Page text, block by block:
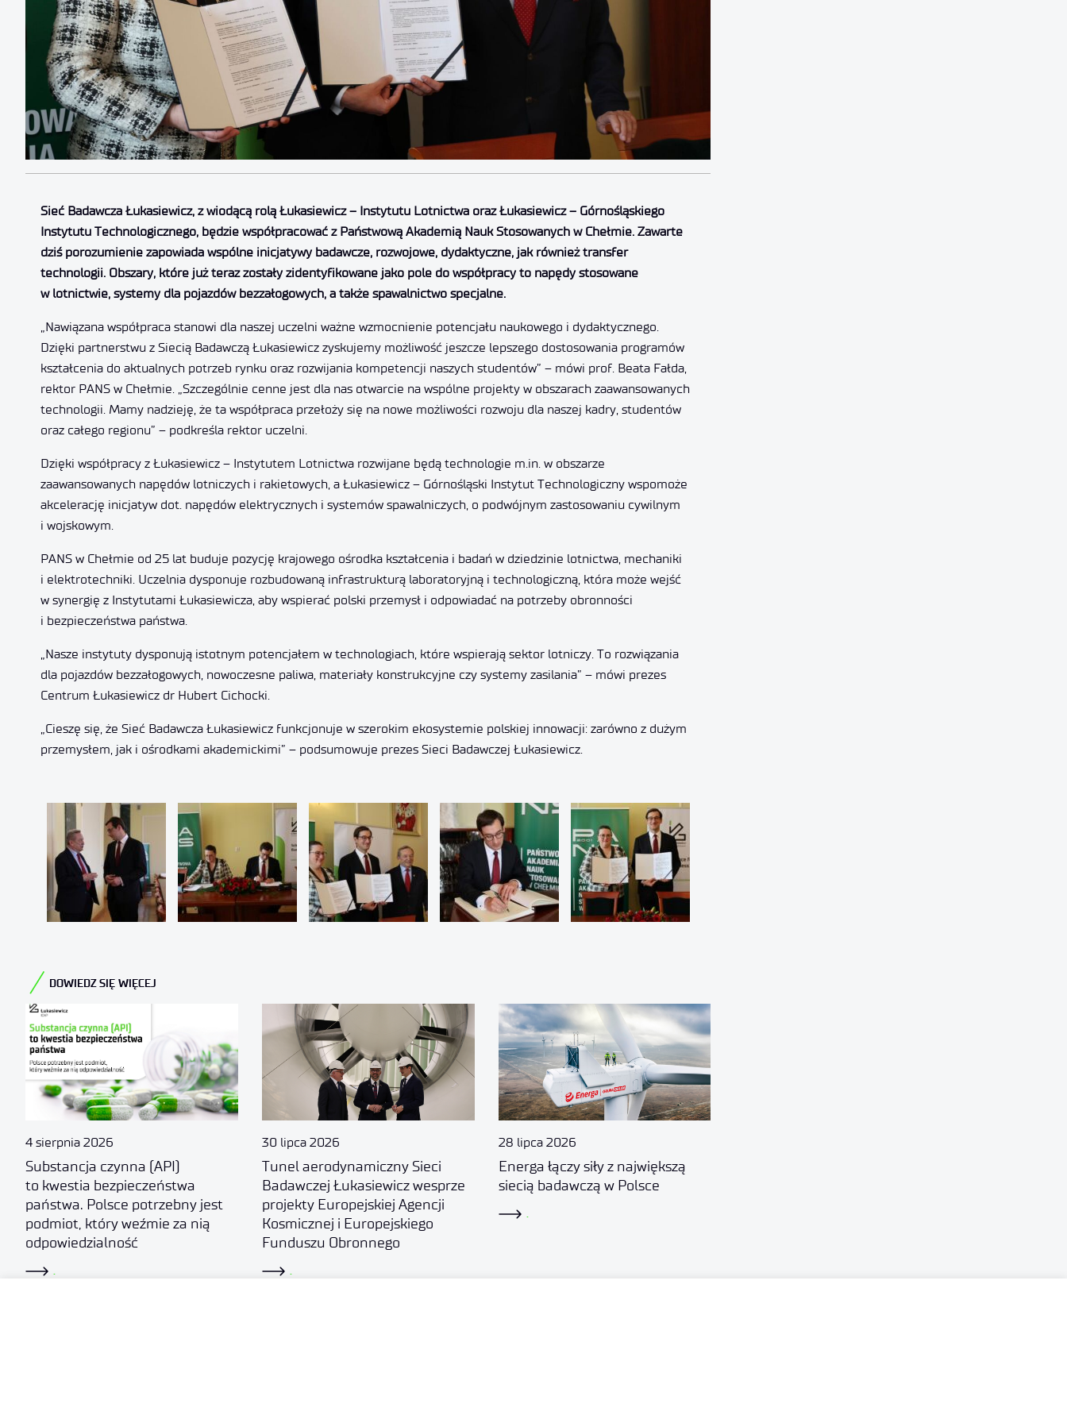
Sieć Badawcza Łukasiewicz, z wiodącą rolą Łukasiewicz – Instytutu Lotnictwa oraz Łukasiewicz – Górnośląskiego
Instytutu Technologicznego, będzie współpracować z Państwową Akademią Nauk Stosowanych w Chełmie. Zawarte
dziś porozumienie zapowiada wspólne inicjatywy badawcze, rozwojowe, dydaktyczne, jak również transfer
technologii. Obszary, które już teraz zostały zidentyfikowane jako pole do współpracy to napędy stosowane
w lotnictwie, systemy dla pojazdów bezzałogowych, a także spawalnictwo specjalne.
„Nawiązana współpraca stanowi dla naszej uczelni ważne wzmocnienie potencjału naukowego i dydaktycznego.
Dzięki partnerstwu z Siecią Badawczą Łukasiewicz zyskujemy możliwość jeszcze lepszego dostosowania programów
kształcenia do aktualnych potrzeb rynku oraz rozwijania kompetencji naszych studentów” – mówi prof. Beata Fałda,
rektor PANS w Chełmie. „Szczególnie cenne jest dla nas otwarcie na wspólne projekty w obszarach zaawansowanych
technologii. Mamy nadzieję, że ta współpraca przełoży się na nowe możliwości rozwoju dla naszej kadry, studentów
oraz całego regionu” – podkreśla rektor uczelni.
Dzięki współpracy z Łukasiewicz – Instytutem Lotnictwa rozwijane będą technologie m.in. w obszarze
zaawansowanych napędów lotniczych i rakietowych, a Łukasiewicz – Górnośląski Instytut Technologiczny wspomoże
akcelerację inicjatyw dot. napędów elektrycznych i systemów spawalniczych, o podwójnym zastosowaniu cywilnym
i wojskowym.
PANS w Chełmie od 25 lat buduje pozycję krajowego ośrodka kształcenia i badań w dziedzinie lotnictwa, mechaniki
i elektrotechniki. Uczelnia dysponuje rozbudowaną infrastrukturą laboratoryjną i technologiczną, która może wejść
w synergię z Instytutami Łukasiewicza, aby wspierać polski przemysł i odpowiadać na potrzeby obronności
i bezpieczeństwa państwa.
„Nasze instytuty dysponują istotnym potencjałem w technologiach, które wspierają sektor lotniczy. To rozwiązania
dla pojazdów bezzałogowych, nowoczesne paliwa, materiały konstrukcyjne czy systemy zasilania” – mówi prezes
Centrum Łukasiewicz dr Hubert Cichocki.
„Cieszę się, że Sieć Badawcza Łukasiewicz funkcjonuje w szerokim ekosystemie polskiej innowacji: zarówno z dużym
przemysłem, jak i ośrodkami akademickimi” – podsumowuje prezes Sieci Badawczej Łukasiewicz.
DOWIEDZ SIĘ WIĘCEJ
Substancja czynna (API)
to kwestia bezpieczeństwa
państwa. Polsce potrzebny jest
podmiot, który weźmie za nią
odpowiedzialność
4 sierpnia 2026
.
Tunel aerodynamiczny Sieci
Badawczej Łukasiewicz wesprze
projekty Europejskiej Agencji
Kosmicznej i Europejskiego
Funduszu Obronnego
30 lipca 2026
.
Energa łączy siły z największą
siecią badawczą w Polsce
28 lipca 2026
.